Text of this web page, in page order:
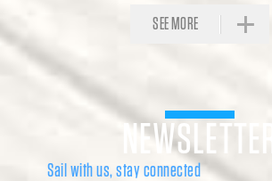
SEE MORE
NEWSLET TER
Sail with us, stay connected